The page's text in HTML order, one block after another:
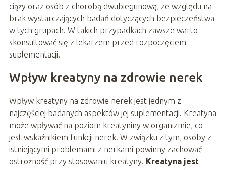
ciąży oraz osób z chorobą dwubiegunową, ze względu na
brak wystarczających badań dotyczących bezpieczeństwa
w tych grupach. W takich przypadkach zawsze warto
skonsultować się z lekarzem przed rozpoczęciem
suplementacji.
Wpływ kreatyny na zdrowie nerek
Wpływ kreatyny na zdrowie nerek jest jednym z
najczęściej badanych aspektów jej suplementacji. Kreatyna
może wpływać na poziom kreatyniny w organizmie, co
jest wskaźnikiem funkcji nerek. W związku z tym, osoby z
istniejącymi problemami z nerkami powinny zachować
ostrożność przy stosowaniu kreatyny. Kreatyna jest